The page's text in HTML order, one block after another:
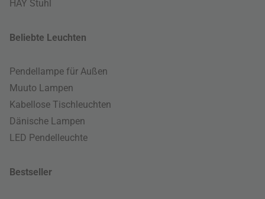
HAY Stuhl
Beliebte Leuchten
Pendellampe für Außen
Muuto Lampen
Kabellose Tischleuchten
Dänische Lampen
LED Pendelleuchte
Bestseller